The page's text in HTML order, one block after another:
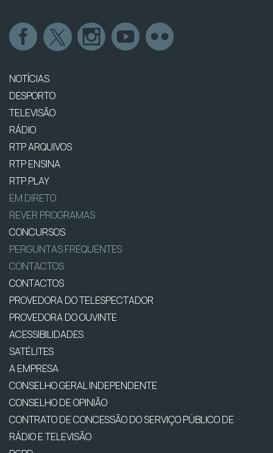
NOTÍCIAS
DESPORTO
TELEVISÃO
RÁDIO
RTP ARQUIVOS
RTP ENSINA
RTP PLAY
EM DIRETO
REVER PROGRAMAS
CONCURSOS
PERGUNTAS FREQUENTES
CONTACTOS
CONTACTOS
PROVEDORA DO TELESPECTADOR
PROVEDORA DO OUVINTE
ACESSIBILIDADES
SATÉLITES
A EMPRESA
CONSELHO GERAL INDEPENDENTE
CONSELHO DE OPINIÃO
CONTRATO DE CONCESSÃO DO SERVIÇO PÚBLICO DE
RÁDIO E TELEVISÃO